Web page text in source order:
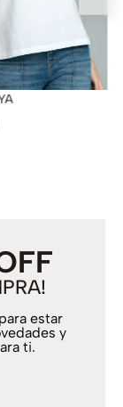
estar
y
ti.